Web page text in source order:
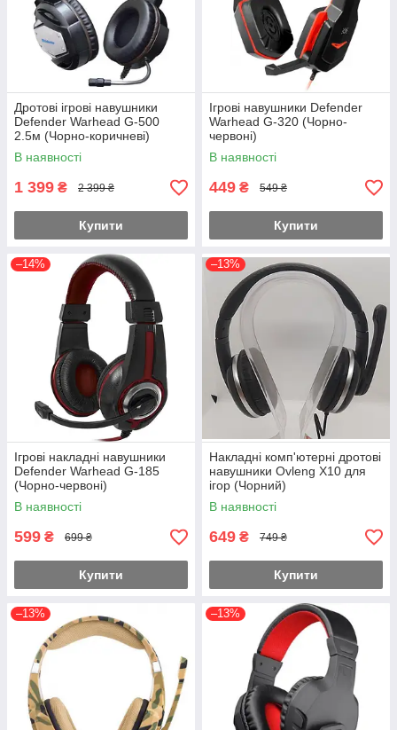
Дротові ігрові навушники
Defender Warhead G-500
2.5м (Чорно-коричневі)
В наявності
1 399 ₴ 2 399 ₴
Купити
Ігрові навушники Defender
Warhead G-320 (Чорно-
червоні)
В наявності
449 ₴ 549 ₴
Купити
–14%
Ігрові накладні навушники
Defender Warhead G-185
(Чорно-червоні)
В наявності
599 ₴ 699 ₴
Купити
–13%
Накладні комп'ютерні дротові
навушники Ovleng X10 для
ігор (Чорний)
В наявності
649 ₴ 749 ₴
Купити
–13% –13%